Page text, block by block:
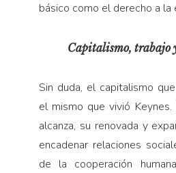
básico como el derecho a la
Capitalismo, trabajo
Sin duda, el capitalismo
el mismo que vivió Keynes.
alcanza, su renovada y
encadenar relaciones
de la cooperación